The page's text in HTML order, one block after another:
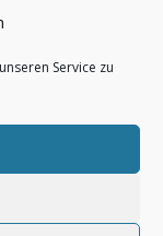
Service zu